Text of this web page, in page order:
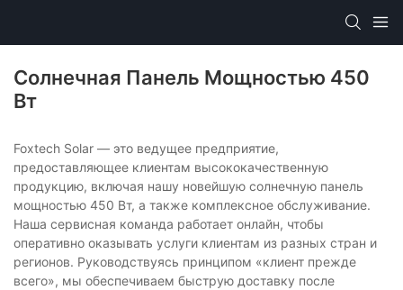
Солнечная Панель Мощностью 450
Вт
Foxtech Solar — это ведущее предприятие,
предоставляющее клиентам высококачественную
продукцию, включая нашу новейшую солнечную панель
мощностью 450 Вт, а также комплексное обслуживание.
Наша сервисная команда работает онлайн, чтобы
оперативно оказывать услуги клиентам из разных стран и
регионов. Руководствуясь принципом «клиент прежде
всего», мы обеспечиваем быструю доставку после